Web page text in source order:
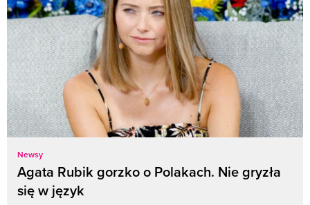
Newsy
Agata Rubik gorzko o Polakach. Nie gryzła
się w język